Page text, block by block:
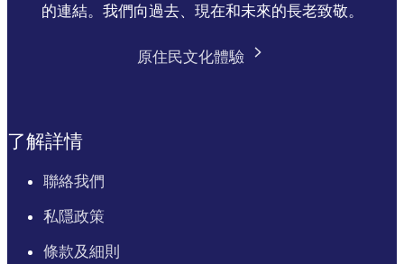
的連結。我們向過去、現在和未來的長老致敬。
原住民文化體驗
了解詳情
聯絡我們
私隱政策
條款及細則